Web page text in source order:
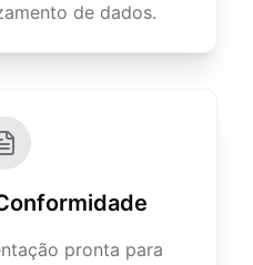
de dados.
pronta para